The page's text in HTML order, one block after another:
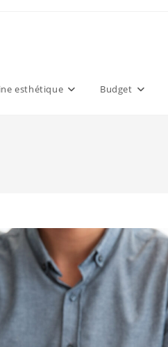
esthétique Budget